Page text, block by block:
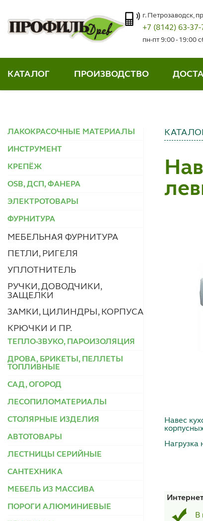
г. Петрозаводск,
+7 (8142) 63-37-
пн-пт 9:00 - 19:00
КАТАЛОГ ПРОИЗВОДСТВО
ЛАКОКРАСОЧНЫЕ МАТЕРИАЛЫ
ИНСТРУМЕНТ
КРЕПЁЖ
OSB, ДСП, ФАНЕРА
ЭЛЕКТРОТОВАРЫ
ФУРНИТУРА
МЕБЕЛЬНАЯ ФУРНИТУРА
ПЕТЛИ, РИГЕЛЯ
УПЛОТНИТЕЛЬ
РУЧКИ, ДОВОДЧИКИ,
ЗАЩЕЛКИ
ЗАМКИ, ЦИЛИНДРЫ, КОРПУСА
КРЮЧКИ И ПР.
ТЕПЛО-ЗВУКО, ПАРОИЗОЛЯЦИЯ
ДРОВА, БРИКЕТЫ, ПЕЛЛЕТЫ
ТОПЛИВНЫЕ
САД, ОГОРОД
ЛЕСОПИЛОМАТЕРИАЛЫ
СТОЛЯРНЫЕ ИЗДЕЛИЯ
АВТОТОВАРЫ
ЛЕСТНИЦЫ СЕРИЙНЫЕ
САНТЕХНИКА
МЕБЕЛЬ ИЗ МАССИВА
ПОРОГИ АЛЮМИНИЕВЫЕ
Навес
Нагрузка
В